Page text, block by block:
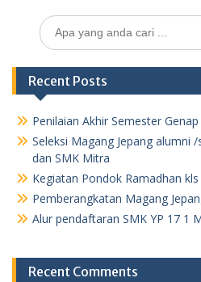
Search
for:
Recent Posts
Penilaian Akhir Semester
Seleksi Magang Jepang alumni
dan SMK Mitra
Kegiatan Pondok Ramadhan
Pemberangkatan Magang
Alur pendaftaran SMK YP 17 1
Recent Comments